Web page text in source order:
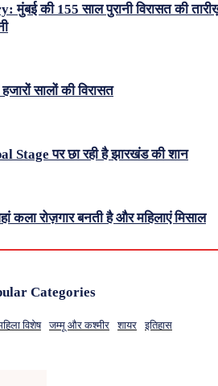
की 155 साल पुरानी विरासत की
सालों की विरासत
Stage पर छा रही है झारखंड की शान
कला रोज़गार बनती है और महिलाएं मिसाल
Categories
विशेष जम्मू और कश्मीर शायर इतिहास